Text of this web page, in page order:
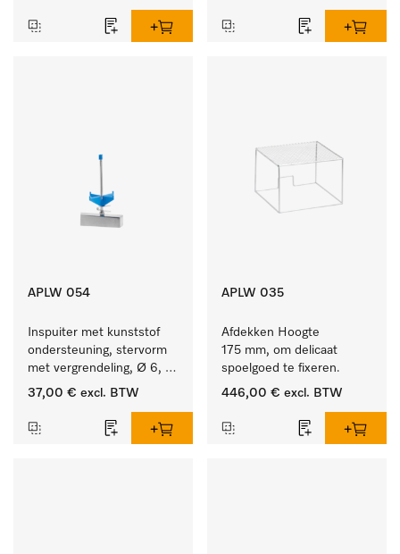
APLW 054
Inspuiter met kunststof
ondersteuning, stervorm
met vergrendeling, Ø 6,
lengte 135 mm.
37,00 € excl. BTW
APLW 035
Afdekken Hoogte
175 mm, om delicaat
spoelgoed te fixeren.
446,00 € excl. BTW